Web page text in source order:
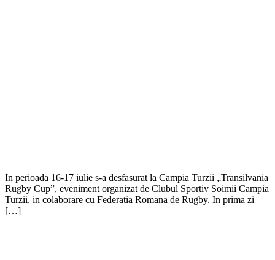
In perioada 16-17 iulie s-a desfasurat la Campia Turzii „Transilvania
Rugby Cup”, eveniment organizat de Clubul Sportiv Soimii Campia
Turzii, in colaborare cu Federatia Romana de Rugby. In prima zi
[…]